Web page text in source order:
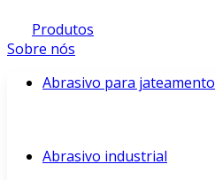
Produtos
Sobre nós
Abrasivo para jateamento
Abrasivo industrial